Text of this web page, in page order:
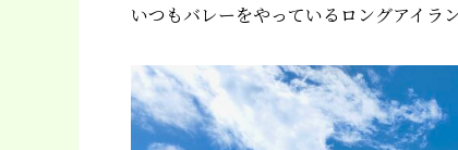
いつもバレーをやっているロングアイラ